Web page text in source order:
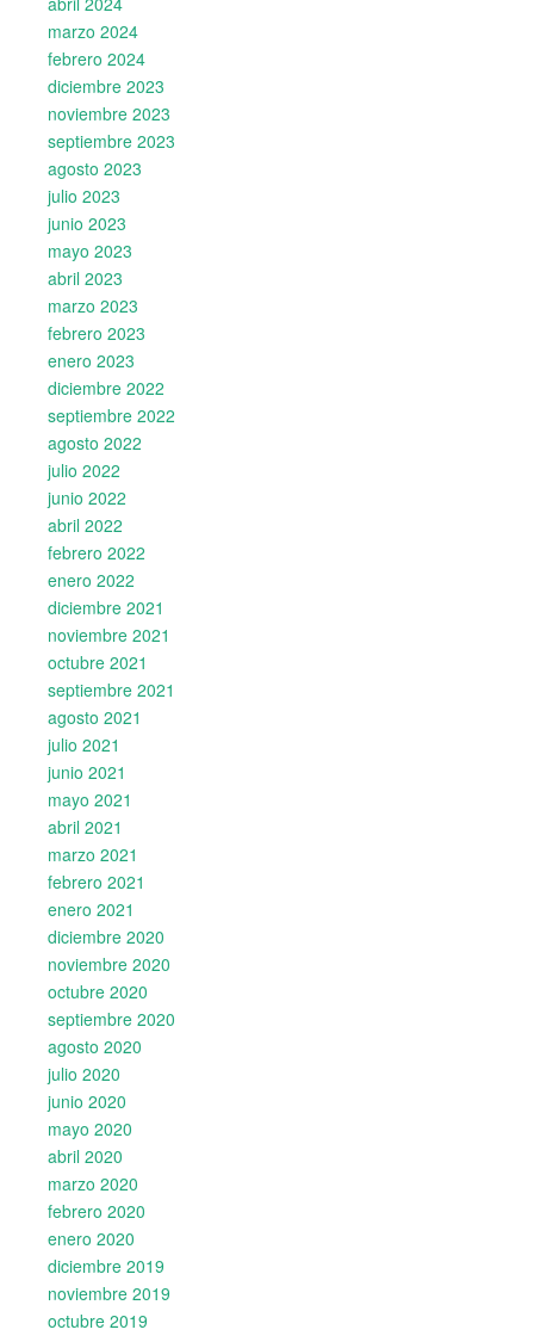
marzo 2024
febrero 2024
diciembre 2023
noviembre 2023
septiembre 2023
agosto 2023
julio 2023
junio 2023
mayo 2023
abril 2023
marzo 2023
febrero 2023
enero 2023
diciembre 2022
septiembre 2022
agosto 2022
julio 2022
junio 2022
abril 2022
febrero 2022
enero 2022
diciembre 2021
noviembre 2021
octubre 2021
septiembre 2021
agosto 2021
julio 2021
junio 2021
mayo 2021
abril 2021
marzo 2021
febrero 2021
enero 2021
diciembre 2020
noviembre 2020
octubre 2020
septiembre 2020
agosto 2020
julio 2020
junio 2020
mayo 2020
abril 2020
marzo 2020
febrero 2020
enero 2020
diciembre 2019
noviembre 2019
octubre 2019